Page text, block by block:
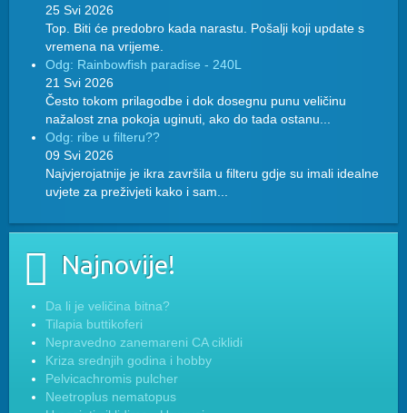
25 Svi 2026
Top. Biti će predobro kada narastu. Pošalji koji update s
vremena na vrijeme.
Odg: Rainbowfish paradise - 240L
21 Svi 2026
Često tokom prilagodbe i dok dosegnu punu veličinu
nažalost zna pokoja uginuti, ako do tada ostanu...
Odg: ribe u filteru??
09 Svi 2026
Najvjerojatnije je ikra završila u filteru gdje su imali idealne
uvjete za preživjeti kako i sam...
Najnovije!
Da li je veličina bitna?
Tilapia buttikoferi
Nepravedno zanemareni CA ciklidi
Kriza srednjih godina i hobby
Pelvicachromis pulcher
Neetroplus nematopus